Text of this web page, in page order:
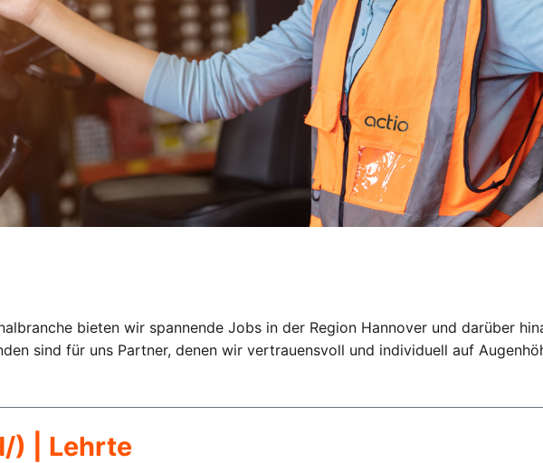
bieten wir spannende Jobs in der Region Hannover und darüber
sind für uns Partner, denen wir vertrauensvoll und individuell auf
) | Lehrte